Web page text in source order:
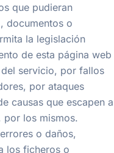
que pudieran
documentos o
la legislación
de esta página web
servicio, por fallos
por ataques
causas que escapen a
por los mismos.
o daños,
los ficheros o